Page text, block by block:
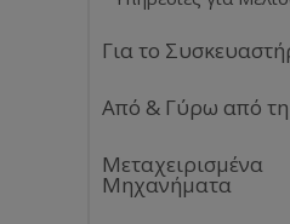
Για το
Από & Γύρω από
Μεταχειρισμένα
Μηχανήματα